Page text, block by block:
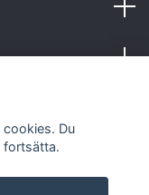
Du
fortsätta.